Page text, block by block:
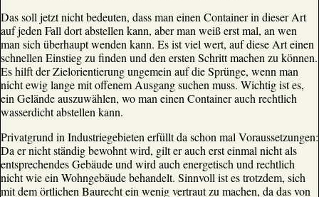
Das soll jetzt nicht bedeuten, dass man einen Container in dieser Art
auf jeden Fall dort abstellen kann, aber man weiß erst mal, an wen
man sich überhaupt wenden kann. Es ist viel wert, auf diese Art einen
schnellen Einstieg zu finden und den ersten Schritt machen zu können.
Es hilft der Zielorientierung ungemein auf die Sprünge, wenn man
nicht ewig lange mit offenem Ausgang suchen muss. Wichtig ist es,
ein Gelände auszuwählen, wo man einen Container auch rechtlich
wasserdicht abstellen kann.
Privatgrund in Industriegebieten erfüllt da schon mal Voraussetzungen:
Da er nicht ständig bewohnt wird, gilt er auch erst einmal nicht als
entsprechendes Gebäude und wird auch energetisch und rechtlich
nicht wie ein Wohngebäude behandelt. Sinnvoll ist es trotzdem, sich
mit dem örtlichen Baurecht ein wenig vertraut zu machen, da das von